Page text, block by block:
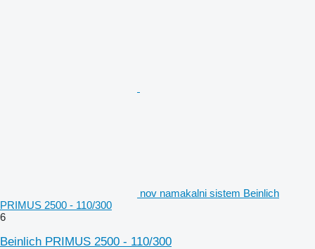
nov namakalni sistem Beinlich
PRIMUS 2500 - 110/300
6
Beinlich PRIMUS 2500 - 110/300